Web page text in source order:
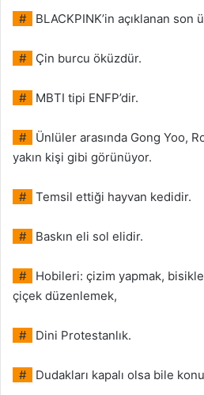
# BLACKPINK’in açıklanan son
# Çin burcu öküzdür.
# MBTI tipi ENFP’dir.
#
Ünlüler arasında Gong Yoo,
yakın kişi gibi görünüyor.
# Temsil ettiği hayvan kedidir.
# Baskın eli sol elidir.
#
Hobileri: çizim yapmak,
çiçek düzenlemek,
# Dini Protestanlık.
# Dudakları kapalı olsa bile